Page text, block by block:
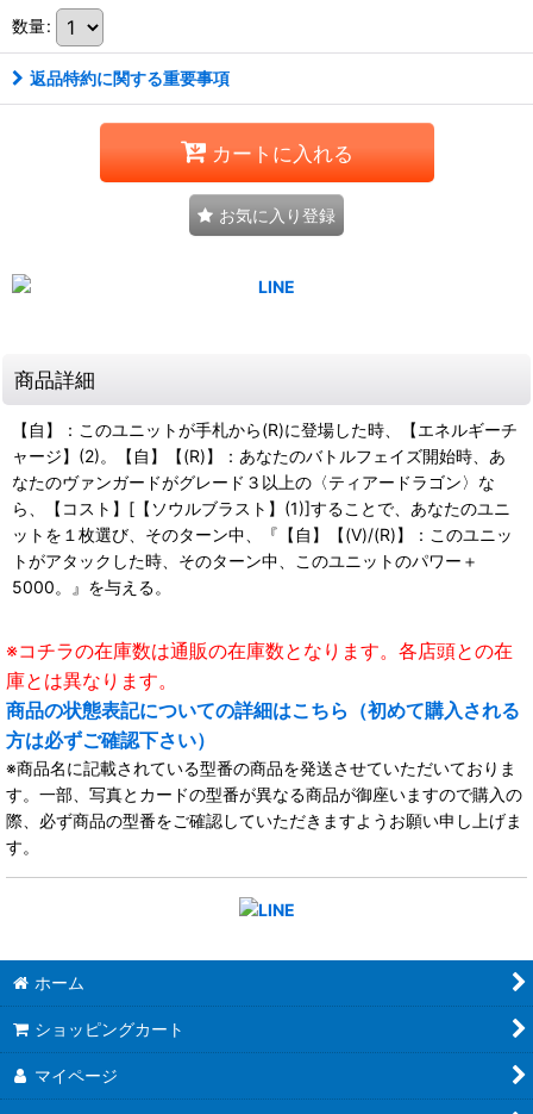
数量:
返品特約に関する重要事項
カートに入れる
お気に入り登録
商品詳細
【自】：このユニットが手札から(R)に登場した時、【エネルギーチ
ャージ】(2)。【自】【(R)】：あなたのバトルフェイズ開始時、あ
なたのヴァンガードがグレード３以上の〈ティアードラゴン〉な
ら、【コスト】[【ソウルブラスト】(1)]することで、あなたのユニ
ットを１枚選び、そのターン中、『【自】【(V)/(R)】：このユニッ
トがアタックした時、そのターン中、このユニットのパワー＋
5000。』を与える。
※コチラの在庫数は通販の在庫数となります。各店頭との在
庫とは異なります。
商品の状態表記についての詳細はこちら（初めて購入される
方は必ずご確認下さい）
※商品名に記載されている型番の商品を発送させていただいておりま
す。一部、写真とカードの型番が異なる商品が御座いますので購入の
際、必ず商品の型番をご確認していただきますようお願い申し上げま
す。
ホーム
ショッピングカート
マイページ